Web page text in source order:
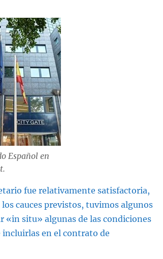
Español en
fue relativamente satisfactoria,
cauces previstos, tuvimos algunos
«in situ» algunas de las condiciones
incluirlas en el contrato de